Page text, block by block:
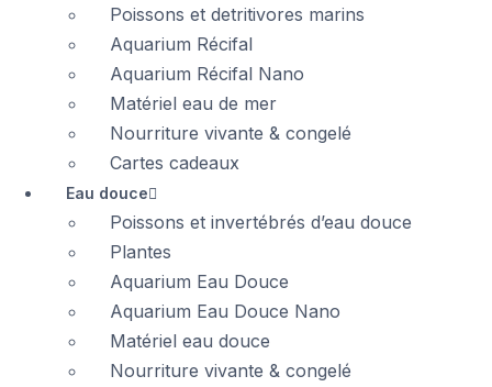
Poissons et detritivores marins
Aquarium Récifal
Aquarium Récifal Nano
Matériel eau de mer
Nourriture vivante & congelé
Cartes cadeaux
Eau douce
Poissons et invertébrés d’eau douce
Plantes
Aquarium Eau Douce
Aquarium Eau Douce Nano
Matériel eau douce
Nourriture vivante & congelé